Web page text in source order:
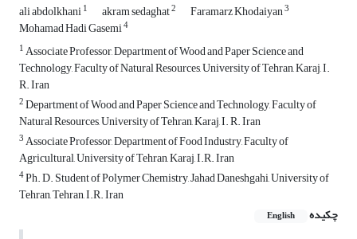
ali abdolkhani1 akram sedaghat2 Faramarz Khodaiyan3
Mohamad Hadi Gasemi4
1Associate Professor, Department of Wood and Paper Science and
Technology, Faculty of Natural Resources, University of Tehran, Karaj, I.
R. Iran
2Department of Wood and Paper Science and Technology, Faculty of
Natural Resources, University of Tehran, Karaj, I. R. Iran
3Associate Professor, Department of Food Industry, Faculty of
Agricultural, University of Tehran, Karaj, I.R. Iran
4Ph. D. Student of Polymer Chemistry, Jahad Daneshgahi, University of
Tehran, Tehran, I.R. Iran
چکیده
English